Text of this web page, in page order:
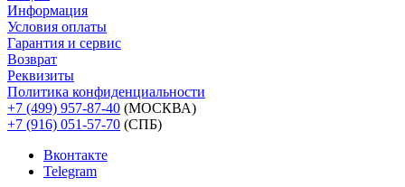
Информация
Условия оплаты
Гарантия и сервис
Возврат
Реквизиты
Политика конфиденциальности
+7 (499) 957-87-40 (МОСКВА)
+7 (916) 051-57-70 (СПБ)
Вконтакте
Telegram